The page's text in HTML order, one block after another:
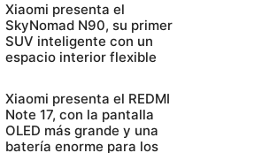
Xiaomi presenta el
SkyNomad N90, su primer
SUV inteligente con un
espacio interior flexible
Xiaomi presenta el REDMI
Note 17, con la pantalla
OLED más grande y una
batería enorme para los